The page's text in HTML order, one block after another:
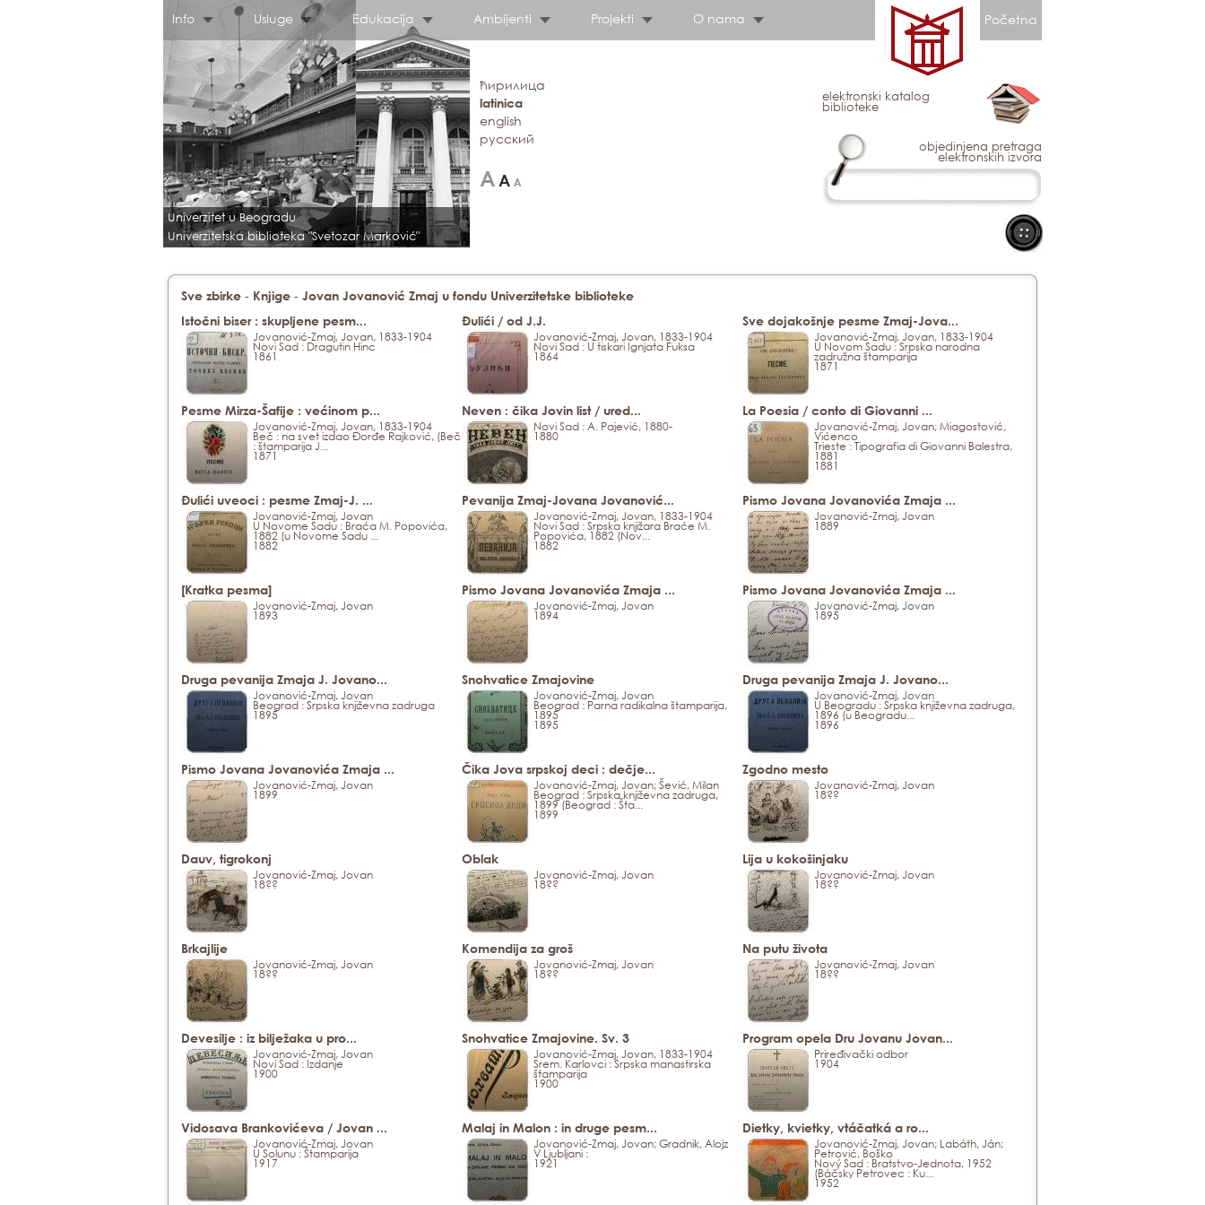
Info Usluge Edukacija Ambijenti Projekti O nama Početna
Univerzitet u Beogradu
Univerzitetska biblioteka "Svetozar Marković"
ћирилица
latinica
english
русский
elektronski katalog
biblioteke
objedinjena pretraga
elektronskih izvora
Sve zbirke - Knjige - Jovan Jovanović Zmaj u fondu Univerzitetske biblioteke
Istočni biser : skupljene pesm...
Jovanović-Zmaj, Jovan, 1833-1904
Novi Sad : Dragutin Hinc
1861
Đulići / od J.J.
Jovanović-Zmaj, Jovan, 1833-1904
Novi Sad : U tiskari Ignjata Fuksa
1864
Sve dojakošnje pesme Zmaj-Jova...
Jovanović-Zmaj, Jovan, 1833-1904
U Novom Sadu : Srpska narodna
zadružna štamparija
1871
Pesme Mirza-Šafije : većinom p...
Jovanović-Zmaj, Jovan, 1833-1904
Beč : na svet izdao Đorđe Rajković, (Beč
: štamparija J...
1871
Neven : čika Jovin list / ured...
Novi Sad : A. Pajević, 1880-
1880
La Poesia / conto di Giovanni ...
Jovanović-Zmaj, Jovan; Miagostović,
Vićenco
Trieste : Tipografia di Giovanni Balestra,
1881
1881
Đulići uveoci : pesme Zmaj-J. ...
Jovanović-Zmaj, Jovan
U Novome Sadu : Braća M. Popovića,
1882 (u Novome Sadu ...
1882
Pevanija Zmaj-Jovana Jovanović...
Jovanović-Zmaj, Jovan, 1833-1904
Novi Sad : Srpska knjižara Braće M.
Popovića, 1882 (Nov...
1882
Pismo Jovana Jovanovića Zmaja ...
Jovanović-Zmaj, Jovan
1889
[Kratka pesma]
Jovanović-Zmaj, Jovan
1893
Pismo Jovana Jovanovića Zmaja ...
Jovanović-Zmaj, Jovan
1894
Pismo Jovana Jovanovića Zmaja ...
Jovanović-Zmaj, Jovan
1895
Druga pevanija Zmaja J. Jovano...
Jovanović-Zmaj, Jovan
Beograd : Srpska književna zadruga
1895
Snohvatice Zmajovine
Jovanović-Zmaj, Jovan
Beograd : Parna radikalna štamparija,
1895
1895
Druga pevanija Zmaja J. Jovano...
Jovanović-Zmaj, Jovan
U Beogradu : Srpska književna zadruga,
1896 (u Beogradu...
1896
Pismo Jovana Jovanovića Zmaja ...
Jovanović-Zmaj, Jovan
1899
Čika Jova srpskoj deci : dečje...
Jovanović-Zmaj, Jovan; Šević, Milan
Beograd : Srpska književna zadruga,
1899 (Beograd : Šta...
1899
Zgodno mesto
Jovanović-Zmaj, Jovan
18??
Dauv, tigrokonj
Jovanović-Zmaj, Jovan
18??
Oblak
Jovanović-Zmaj, Jovan
18??
Lija u kokošinjaku
Jovanović-Zmaj, Jovan
18??
Brkajlije
Jovanović-Zmaj, Jovan
18??
Komendija za groš
Jovanović-Zmaj, Jovan
18??
Na putu života
Jovanović-Zmaj, Jovan
18??
Devesilje : iz bilježaka u pro...
Jovanović-Zmaj, Jovan
Novi Sad : Izdanje
1900
Snohvatice Zmajovine. Sv. 3
Jovanović-Zmaj, Jovan, 1833-1904
Srem. Karlovci : Srpska manastirska
štamparija
1900
Program opela Dru Jovanu Jovan...
Priređivački odbor
1904
Vidosava Brankovićeva / Jovan ...
Jovanović-Zmaj, Jovan
U Solunu : Štamparija
1917
Malaj in Malon : in druge pesm...
Jovanović-Zmaj, Jovan; Gradnik, Alojz
V Ljubljani :
1921
Dietky, kvietky, vtáčatká a ro...
Jovanović-Zmaj, Jovan; Labáth, Ján;
Petrović, Boško
Nový Sad : Bratstvo-Jednota, 1952
(Báčsky Petrovec : Ku...
1952